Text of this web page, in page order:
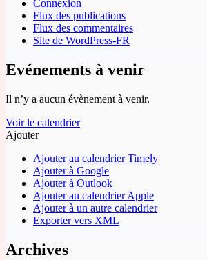
Connexion
Flux des publications
Flux des commentaires
Site de WordPress-FR
Evénements à venir
Il n’y a aucun évènement à venir.
Voir le calendrier
Ajouter
Ajouter au calendrier Timely
Ajouter à Google
Ajouter à Outlook
Ajouter au calendrier Apple
Ajouter à un autre calendrier
Exporter vers XML
Archives